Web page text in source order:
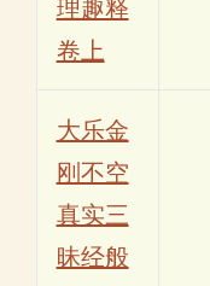
理趣释
卷上
大乐金
刚不空
真实三
昧经般